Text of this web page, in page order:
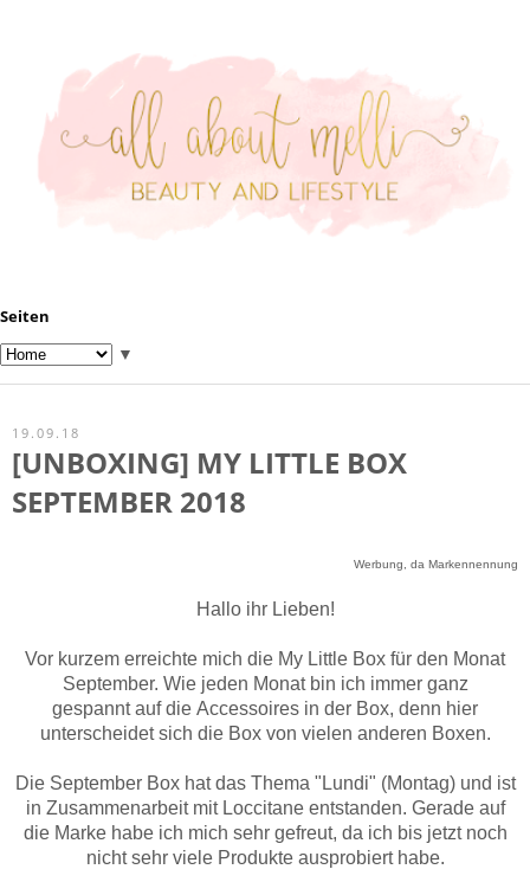
Seiten
▼
19.09.18
[UNBOXING] MY LITTLE BOX
SEPTEMBER 2018
Werbung, da Markennennung
Hallo ihr Lieben!
Vor kurzem erreichte mich die My Little Box für den Monat
September. Wie jeden Monat bin ich immer ganz
gespannt auf die Accessoires in der Box, denn hier
unterscheidet sich die Box von vielen anderen Boxen.
Die September Box hat das Thema "Lundi" (Montag) und ist
in Zusammenarbeit mit Loccitane entstanden. Gerade auf
die Marke habe ich mich sehr gefreut, da ich bis jetzt noch
nicht sehr viele Produkte ausprobiert habe.